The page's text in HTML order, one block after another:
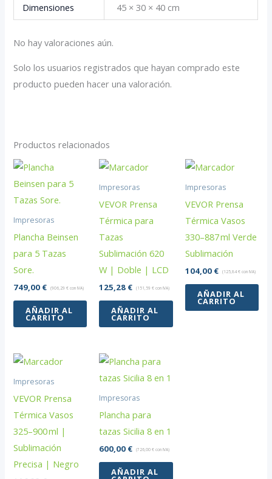
Dimensiones
45 × 30 × 40 cm
No hay valoraciones aún.
Solo los usuarios registrados que hayan comprado este
producto pueden hacer una valoración.
Productos relacionados
Impresoras
Plancha Beinsen
para 5 Tazas
Sore.
749,00 € (906,29€ con IVA)
AÑADIR AL
CARRITO
Impresoras
VEVOR Prensa
Térmica para
Tazas
Sublimación 620
W | Doble | LCD
125,28 € (151,59€ con IVA)
AÑADIR AL
CARRITO
Impresoras
VEVOR Prensa
Térmica Vasos
330–887 ml Verde
Sublimación
104,00 € (125,84€con IVA)
AÑADIR AL
CARRITO
Impresoras
VEVOR Prensa
Térmica Vasos
325–900 ml |
Sublimación
Precisa | Negro
Impresoras
Plancha para
tazas Sicilia 8 en 1
600,00 € (726,00€ con IVA)
AÑADIR AL